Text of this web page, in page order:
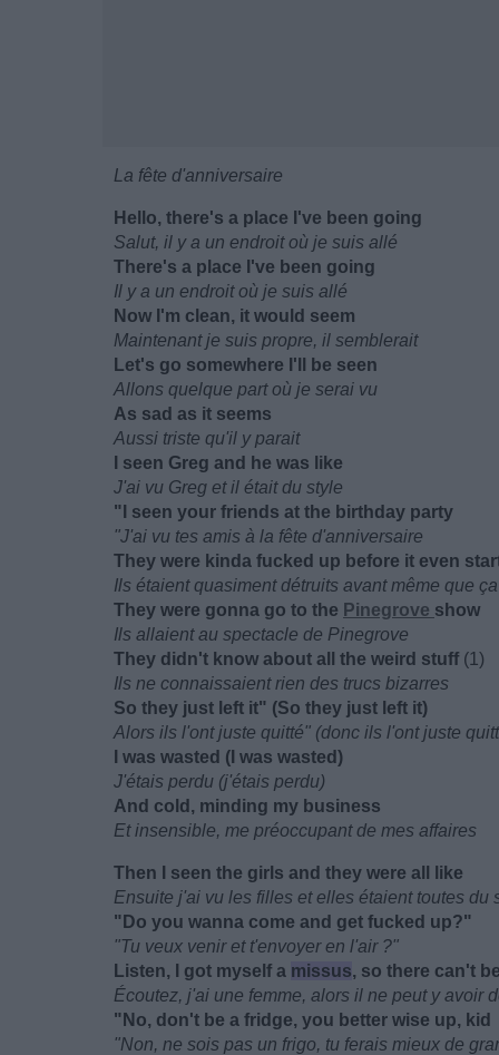
La fête d'anniversaire
Hello, there's a place I've been going
Salut, il y a un endroit où je suis allé
There's a place I've been going
Il y a un endroit où je suis allé
Now I'm clean, it would seem
Maintenant je suis propre, il semblerait
Let's go somewhere I'll be seen
Allons quelque part où je serai vu
As sad as it seems
Aussi triste qu'il y parait
I seen Greg and he was like
J'ai vu Greg et il était du style
"I seen your friends at the birthday party
"J'ai vu tes amis à la fête d'anniversaire
They were kinda fucked up before it even
Ils étaient quasiment détruits avant même que
They were gonna go to the Pinegrove show
Ils allaient au spectacle de Pinegrove
They didn't know about all the weird stuff (1)
Ils ne connaissaient rien des trucs bizarres
So they just left it" (So they just left it)
Alors ils l'ont juste quitté" (donc ils l'ont juste
I was wasted (I was wasted)
J'étais perdu (j'étais perdu)
And cold, minding my business
Et insensible, me préoccupant de mes affaires
Then I seen the girls and they were all like
Ensuite j'ai vu les filles et elles étaient toutes du
"Do you wanna come and get fucked up?"
"Tu veux venir et t'envoyer en l'air ?"
Listen, I got myself a missus, so there can't
Écoutez, j'ai une femme, alors il ne peut y avoir
"No, don't be a fridge, you better wise up, kid
"Non, ne sois pas un frigo, tu ferais mieux de